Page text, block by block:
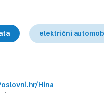
električni
Hina